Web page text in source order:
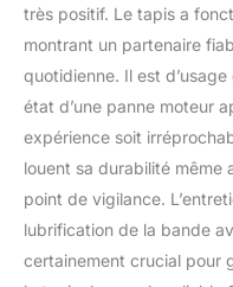
très positif. Le tapis a
montrant un partenaire
quotidienne. Il est
état d’une panne moteur
expérience soit
louent sa durabilité même
point de vigilance.
lubrification de la bande
certainement crucial pour